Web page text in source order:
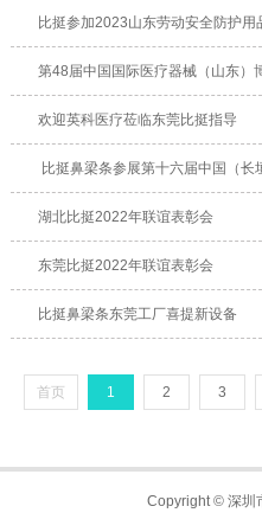
欢迎英科医疗莅临东莞比挺指导
湖北比挺2022年联谊表彰会
东莞比挺2022年联谊表彰会
比挺鼻梁条东莞工厂喜提新设备
首页 1 2 3
Copyright © 深圳